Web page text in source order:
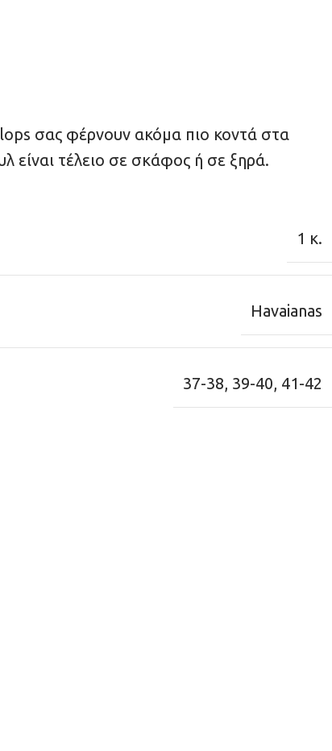
σας φέρνουν ακόμα πιο κοντά στα
είναι τέλειο σε σκάφος ή σε ξηρά.
1 κ.
Havaianas
37-38, 39-40, 41-42